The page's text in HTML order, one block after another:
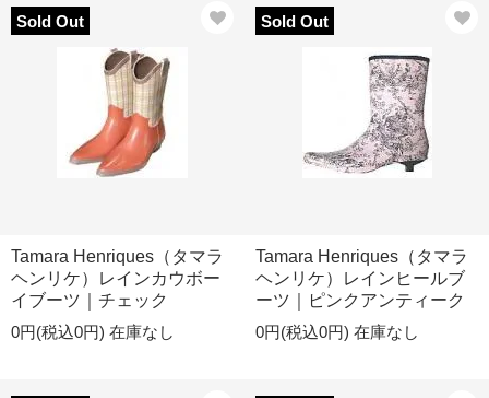
Sold Out
Tamara Henriques（タマラ
ヘンリケ）レインカウボー
イブーツ｜チェック
0円(税込0円) 在庫なし
Sold Out
Tamara Henriques（タマラ
ヘンリケ）レインヒールブ
ーツ｜ピンクアンティーク
0円(税込0円) 在庫なし